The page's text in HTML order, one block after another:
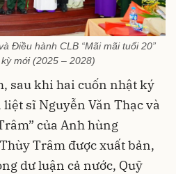
Điều hành CLB “Mãi mãi tuổi 20”
mới (2025 – 2028)
sau khi hai cuốn nhật ký
sĩ Nguyễn Văn Thạc và
của Anh hùng
Trâm được xuất bản,
dư luận cả nước, Quỹ